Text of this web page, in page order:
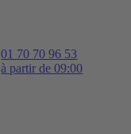
01 70 70 96 53
à partir de 09:00